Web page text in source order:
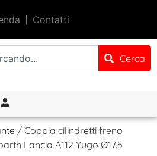
Contatti
Cerca
/ Coppia cilindretti freno
Lancia A112 Yugo Ø17.5